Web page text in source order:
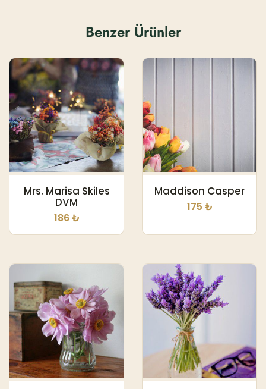
Benzer Ürünler
Mrs. Marisa Skiles
DVM
186 ₺
Maddison Casper
175 ₺